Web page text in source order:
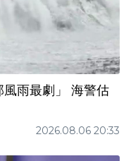
雨最劇」 海警估
2026.08.06 20:33